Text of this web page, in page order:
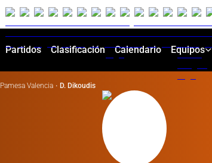
Partidos Clasificación Calendario Equipos
Pamesa Valencia · D. Dikoudis